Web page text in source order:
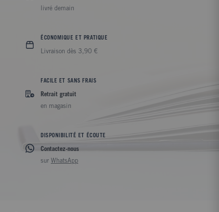
livré demain
ÉCONOMIQUE ET PRATIQUE
Livraison dès 3,90 €
FACILE ET SANS FRAIS
Retrait gratuit
en magasin
DISPONIBILITÉ ET ÉCOUTE
Contactez-nous
sur WhatsApp